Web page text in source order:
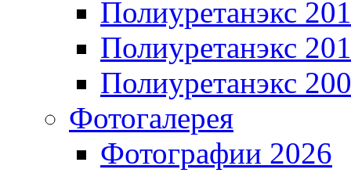
Полиуретанэкс
Полиуретанэкс
Полиуретанэкс
Фотогалерея
Фотографии 2026